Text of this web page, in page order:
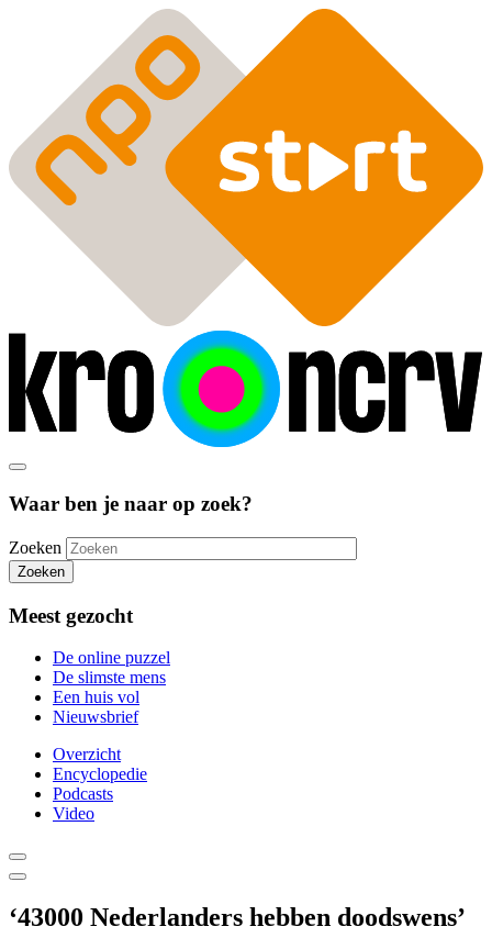
Waar ben je naar op zoek?
Zoeken
Zoeken
Meest gezocht
De online puzzel
De slimste mens
Een huis vol
Nieuwsbrief
Overzicht
Encyclopedie
Podcasts
Video
‘43000 Nederlanders hebben doodswens’